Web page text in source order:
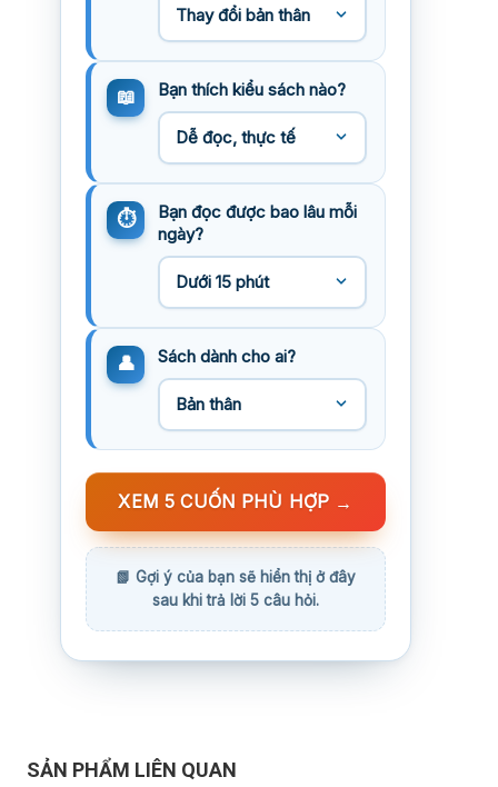
Bạn thích kiểu sách nào?
Bạn đọc được bao lâu mỗi
ngày?
Sách dành cho ai?
XEM 5 CUỐN PHÙ HỢP →
SẢN PHẨM LIÊN QUAN